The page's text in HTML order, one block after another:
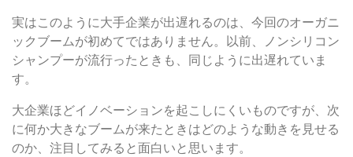
実はこのように大手企業が出遅れるのは、今回のオーガニ
ックブームが初めてではありません。以前、ノンシリコン
シャンプーが流行ったときも、同じように出遅れていま
す。
大企業ほどイノベーションを起こしにくいものですが、次
に何か大きなブームが来たときはどのような動きを見せる
のか、注目してみると面白いと思います。